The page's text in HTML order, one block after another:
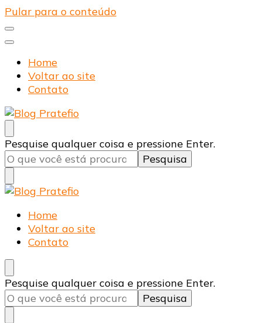
Pular para o conteúdo
Home
Voltar ao site
Contato
Blog Pratefio
Arames e Telas de Qualidade
Procurando
algo?
Pesquise qualquer coisa e pressione Enter.
Blog Pratefio
Arames e Telas de Qualidade
Home
Voltar ao site
Contato
Procurando
algo?
Pesquise qualquer coisa e pressione Enter.